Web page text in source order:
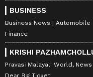
BUSINESS
Business News Automobile
Finance
KRISHI
Pravasi Malayali World,